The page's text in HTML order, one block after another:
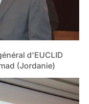
d'EUCLID
(Jordanie)